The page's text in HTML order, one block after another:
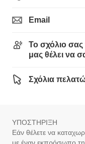
Email
Το σχόλιο
μας θέλει να
Σχόλια
ΥΠΟΣΤΗΡΙΞΗ
Εάν θέλετε να
με έναν εκπρόσωπο